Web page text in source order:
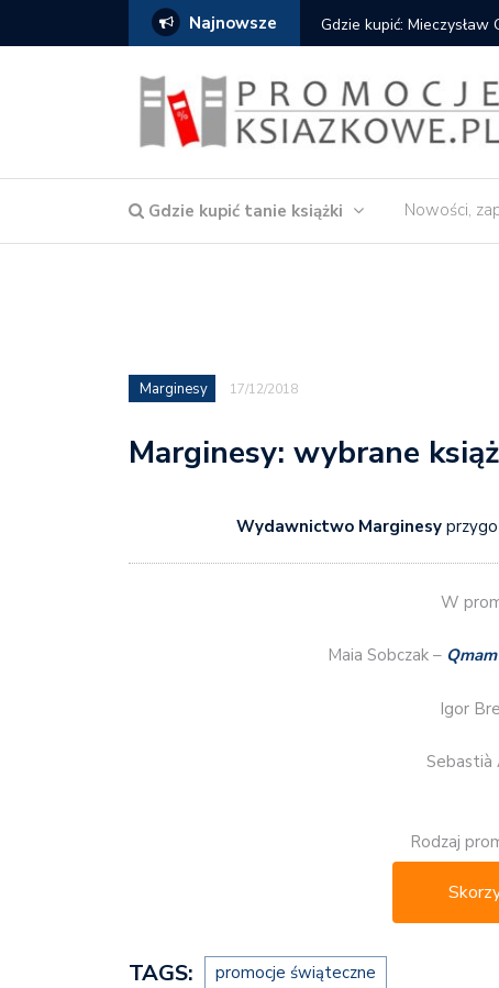
Najnowsze Gdzie kupić: Mieczysław
Gdzie kupić tanie książki Nowości,
Marginesy 17/12/2018
Marginesy: wybrane
Wydawnictwo Marginesy
W
Maia Sobczak –
Igor
Sebastià
Rodzaj
TAGS: promocje świąteczne